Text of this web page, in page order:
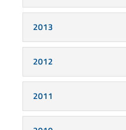
2013
2012
2011